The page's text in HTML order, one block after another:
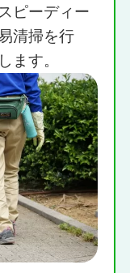
ピーディー
清掃を行
ます。